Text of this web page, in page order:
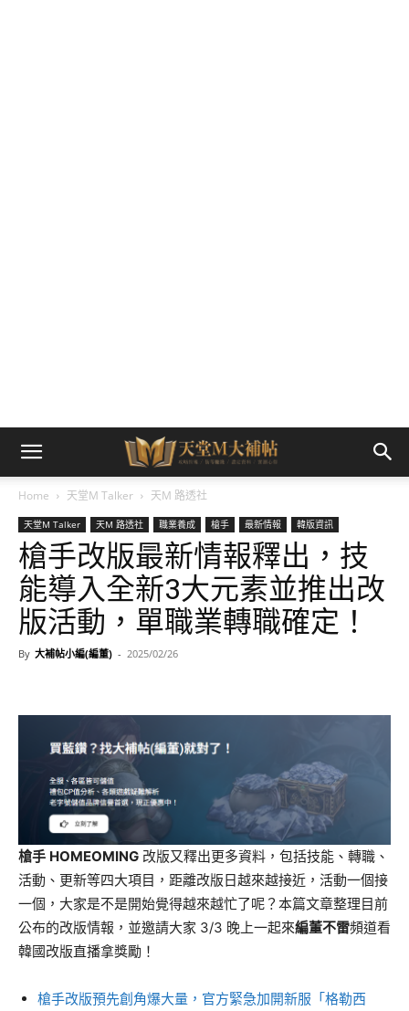
Home 天堂M Talker 天M 路透社
天堂M Talker 天M 路透社 職業養成 槍手 最新情報 韓版資訊
槍手改版最新情報釋出，技
能導入全新3大元素並推出改
版活動，單職業轉職確定！
By 大補帖小編(編董) - 2025/02/26
槍手 HOMEOMING 改版又釋出更多資料，包括技能、轉職、
活動、更新等四大項目，距離改版日越來越接近，活動一個接
一個，大家是不是開始覺得越來越忙了呢？本篇文章整理目前
公布的改版情報，並邀請大家 3/3 晚上一起來編董不雷頻道看
韓國改版直播拿獎勵！
槍手改版預先創角爆大量，官方緊急加開新服「格勒西